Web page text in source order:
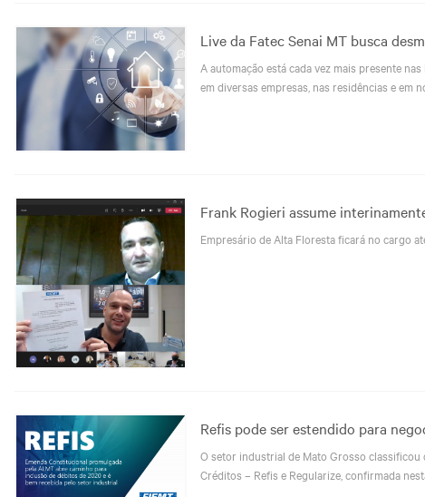
Live da Fatec Senai MT busca
A automação está cada vez mais presente
em diversas empresas, nas residências e em
Frank Rogieri assume
Empresário de Alta Floresta ficará no cargo
Refis pode ser estendido para
O setor industrial de Mato Grosso classificou
Créditos – Refis e Regularize, confirmada